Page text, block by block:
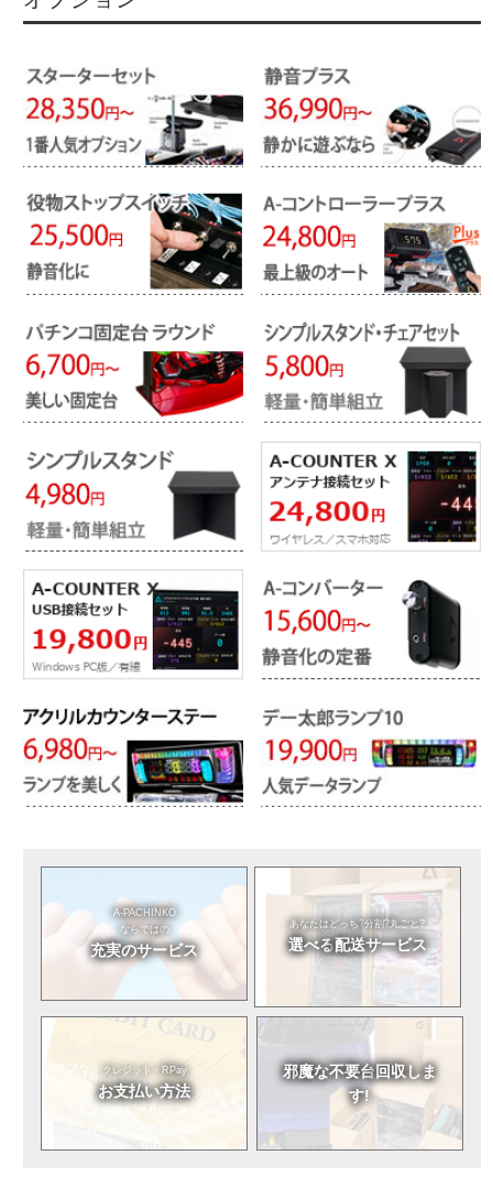
A-PACHINKO
ならではの
充実のサービス
あなたはどっち?分割?丸ごと?
選べる配送サービス
クレジット・RPay
お支払い方法
邪魔な不要台回収しま
す!